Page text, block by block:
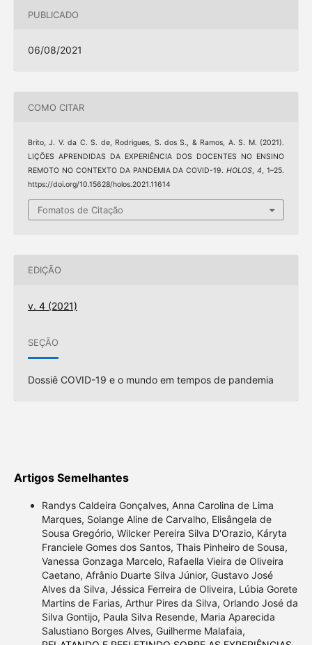
PUBLICADO
06/08/2021
COMO CITAR
Brito, J. V. da C. S. de, Rodrigues, S. dos S., & Ramos, A. S. M. (2021).
LIÇÕES APRENDIDAS DA EXPERIÊNCIA DOS DOCENTES NO ENSINO
REMOTO NO CONTEXTO DA PANDEMIA DA COVID-19.HOLOS,4, 1–25.
https://doi.org/10.15628/holos.2021.11614
Fomatos de Citação
EDIÇÃO
v. 4 (2021)
SEÇÃO
Dossiê COVID-19 e o mundo em tempos de pandemia
Artigos Semelhantes
Randys Caldeira Gonçalves, Anna Carolina de Lima
Marques, Solange Aline de Carvalho, Elisângela de
Sousa Gregório, Wilcker Pereira Silva D'Orazio, Káryta
Franciele Gomes dos Santos, Thais Pinheiro de Sousa,
Vanessa Gonzaga Marcelo, Rafaella Vieira de Oliveira
Caetano, Afrânio Duarte Silva Júnior, Gustavo José
Alves da Silva, Jéssica Ferreira de Oliveira, Lúbia Gorete
Martins de Farias, Arthur Pires da Silva, Orlando José da
Silva Gontijo, Paula Silva Resende, Maria Aparecida
Salustiano Borges Alves, Guilherme Malafaia,